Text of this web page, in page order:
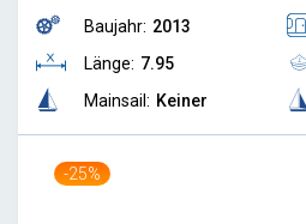
Baujahr: 2013
Länge: 7.95
Mainsail: Keiner
-25%